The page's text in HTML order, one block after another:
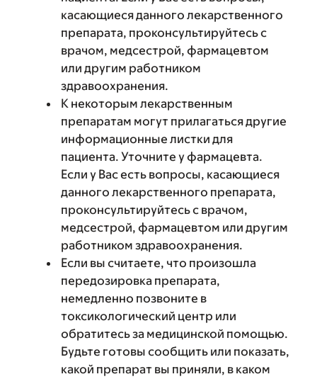
касающиеся данного лекарственного
препарата, проконсультируйтесь с
врачом, медсестрой, фармацевтом
или другим работником
здравоохранения.
К некоторым лекарственным
препаратам могут прилагаться другие
информационные листки для
пациента. Уточните у фармацевта.
Если у Вас есть вопросы, касающиеся
данного лекарственного препарата,
проконсультируйтесь с врачом,
медсестрой, фармацевтом или другим
работником здравоохранения.
Если вы считаете, что произошла
передозировка препарата,
немедленно позвоните в
токсикологический центр или
обратитесь за медицинской помощью.
Будьте готовы сообщить или показать,
какой препарат вы приняли, в каком